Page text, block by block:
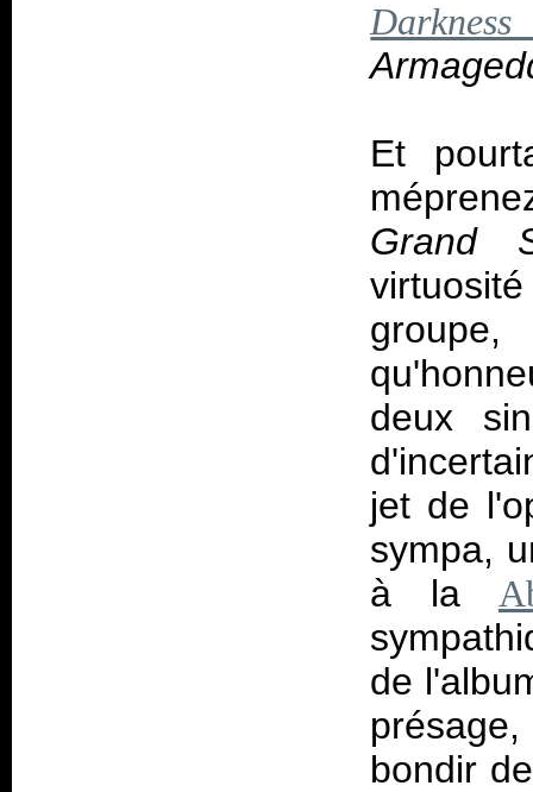
Et
Grand
deux
jet de
sympa,
à la
de
bondir